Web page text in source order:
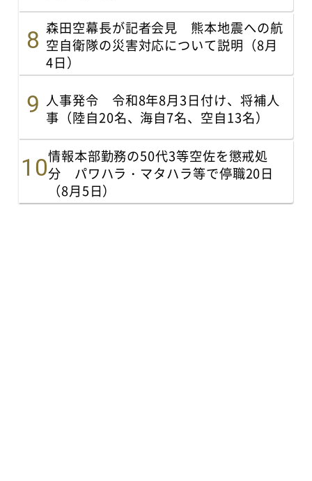
森田空幕長が記者会見 熊本地震への航
空自衛隊の災害対応について説明（8月
4日）
人事発令 令和8年8月3日付け、将補人
事（陸自20名、海自7名、空自13名）
情報本部勤務の50代3等空佐を懲戒処
分 パワハラ・マタハラ等で停職20日
（8月5日）